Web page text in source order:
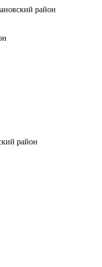
район
район